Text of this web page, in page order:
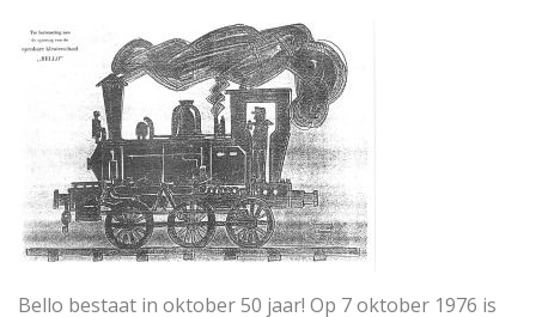
Bello bestaat in oktober 50 jaar! Op 7 oktober 1976 is